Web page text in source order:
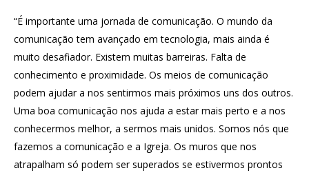
“É importante uma jornada de comunicação. O mundo da
comunicação tem avançado em tecnologia, mais ainda é
muito desafiador. Existem muitas barreiras. Falta de
conhecimento e proximidade. Os meios de comunicação
podem ajudar a nos sentirmos mais próximos uns dos outros.
Uma boa comunicação nos ajuda a estar mais perto e a nos
conhecermos melhor, a sermos mais unidos. Somos nós que
fazemos a comunicação e a Igreja. Os muros que nos
atrapalham só podem ser superados se estivermos prontos